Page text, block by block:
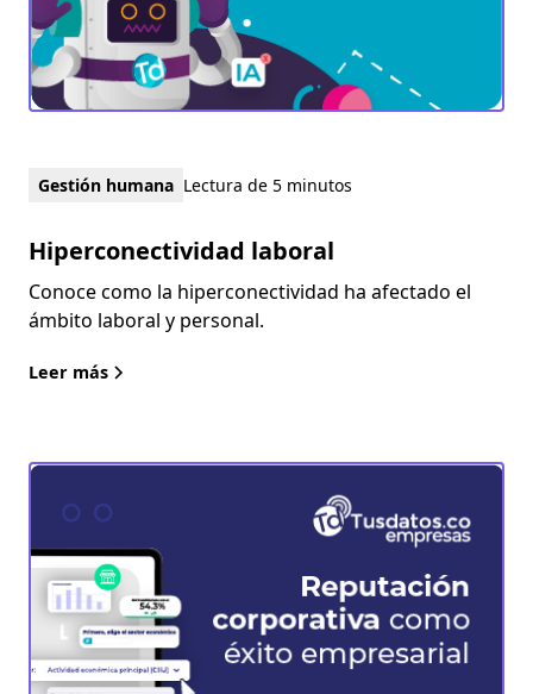
Gestión humana Lectura de 5 minutos
Hiperconectividad laboral
Conoce como la hiperconectividad ha afectado el
ámbito laboral y personal.
Leer más